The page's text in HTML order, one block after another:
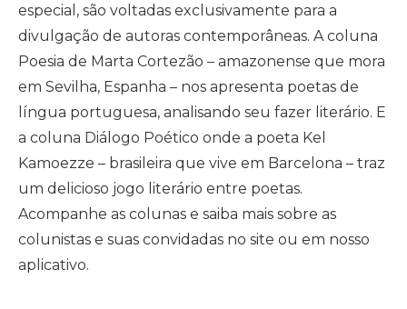
especial, são voltadas exclusivamente para a
divulgação de autoras contemporâneas. A coluna
Poesia de Marta Cortezão – amazonense que mora
em Sevilha, Espanha – nos apresenta poetas de
língua portuguesa, analisando seu fazer literário. E
a coluna Diálogo Poético onde a poeta Kel
Kamoezze – brasileira que vive em Barcelona – traz
um delicioso jogo literário entre poetas.
Acompanhe as colunas e saiba mais sobre as
colunistas e suas convidadas no site ou em nosso
aplicativo.